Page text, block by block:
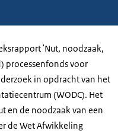
'Nut, noodzaak,
processenfonds voor
in opdracht van het
(WODC). Het
en de noodzaak van een
de Wet Afwikkeling